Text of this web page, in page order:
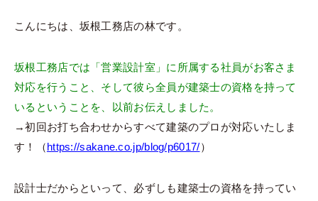
こんにちは、坂根工務店の林です。
坂根工務店では「営業設計室」に所属する社員がお客さま
対応を行うこと、そして彼ら全員が建築士の資格を持って
いるということを、以前お伝えしました。
→初回お打ち合わせからすべて建築のプロが対応いたしま
す！（https://sakane.co.jp/blog/p6017/）
設計士だからといって、必ずしも建築士の資格を持ってい